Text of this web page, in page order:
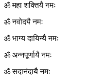
ॐ महा शक्तियै नमः
ॐ नवोदयै नमः
ॐ भाग्य दायिन्यै नमः
ॐ अन्नपूर्णायै नमः
ॐ सदानंदायै नमः